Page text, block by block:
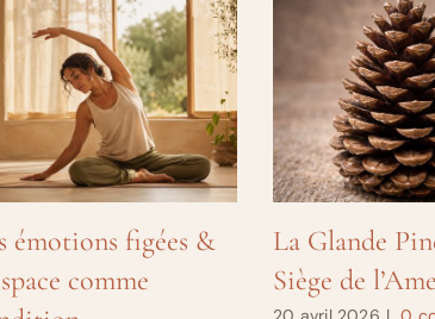
émotions figées &
comme
La Glande
Siège de l’Ame